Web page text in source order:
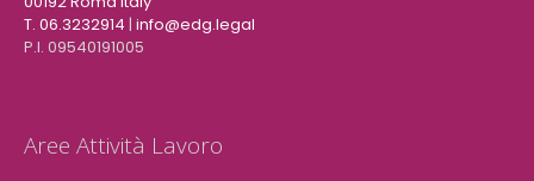
T. 06.3232914 | info@edg.legal
P.I. 09540191005
Aree Attività Lavoro